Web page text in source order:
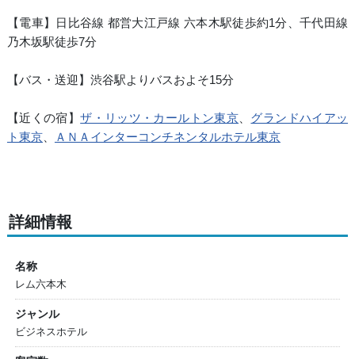
【電車】日比谷線 都営大江戸線 六本木駅徒歩約1分、千代田線
乃木坂駅徒歩7分
【バス・送迎】渋谷駅よりバスおよそ15分
【近くの宿】ザ・リッツ・カールトン東京
グランドハイアッ
ト東京、 ＡＮＡインターコンチネンタルホテル東京
詳細情報
名称
レム六本木
ジャンル
ビジネスホテル